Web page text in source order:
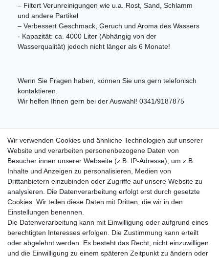
– Filtert Verunreinigungen wie u.a. Rost, Sand, Schlamm
und andere Partikel
– Verbessert Geschmack, Geruch und Aroma des Wassers
- Kapazität: ca. 4000 Liter (Abhängig von der
Wasserqualität) jedoch nicht länger als 6 Monate!
Wenn Sie Fragen haben, können Sie uns gern telefonisch
kontaktieren.
Wir helfen Ihnen gern bei der Auswahl! 0341/9187875
1x 5 Zoll Wasserfiltergehäuse mit 3/4" Innengewinde +
Wandhalterung + Gehäuseschlüssel
1x Aktivkohleblockfilter (passend zum Gehäuse)
Impressum Daten­schutz­erklärung AGB
Wir verwenden Cookies und ähnliche Technologien auf unserer
Website und verarbeiten personenbezogene Daten von
Besucher:innen unserer Webseite (z.B. IP-Adresse), um z.B.
Inhalte und Anzeigen zu personalisieren, Medien von
Drittanbietern einzubinden oder Zugriffe auf unsere Website zu
analysieren. Die Datenverarbeitung erfolgt erst durch gesetzte
Cookies. Wir teilen diese Daten mit Dritten, die wir in den
Einstellungen benennen.
Die Datenverarbeitung kann mit Einwilligung oder aufgrund eines
berechtigten Interesses erfolgen. Die Zustimmung kann erteilt
oder abgelehnt werden. Es besteht das Recht, nicht einzuwilligen
und die Einwilligung zu einem späteren Zeitpunkt zu ändern oder